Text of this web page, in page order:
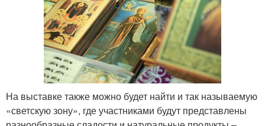
На выставке также можно будет найти и так называемую
«светскую зону», где участниками будут представлены